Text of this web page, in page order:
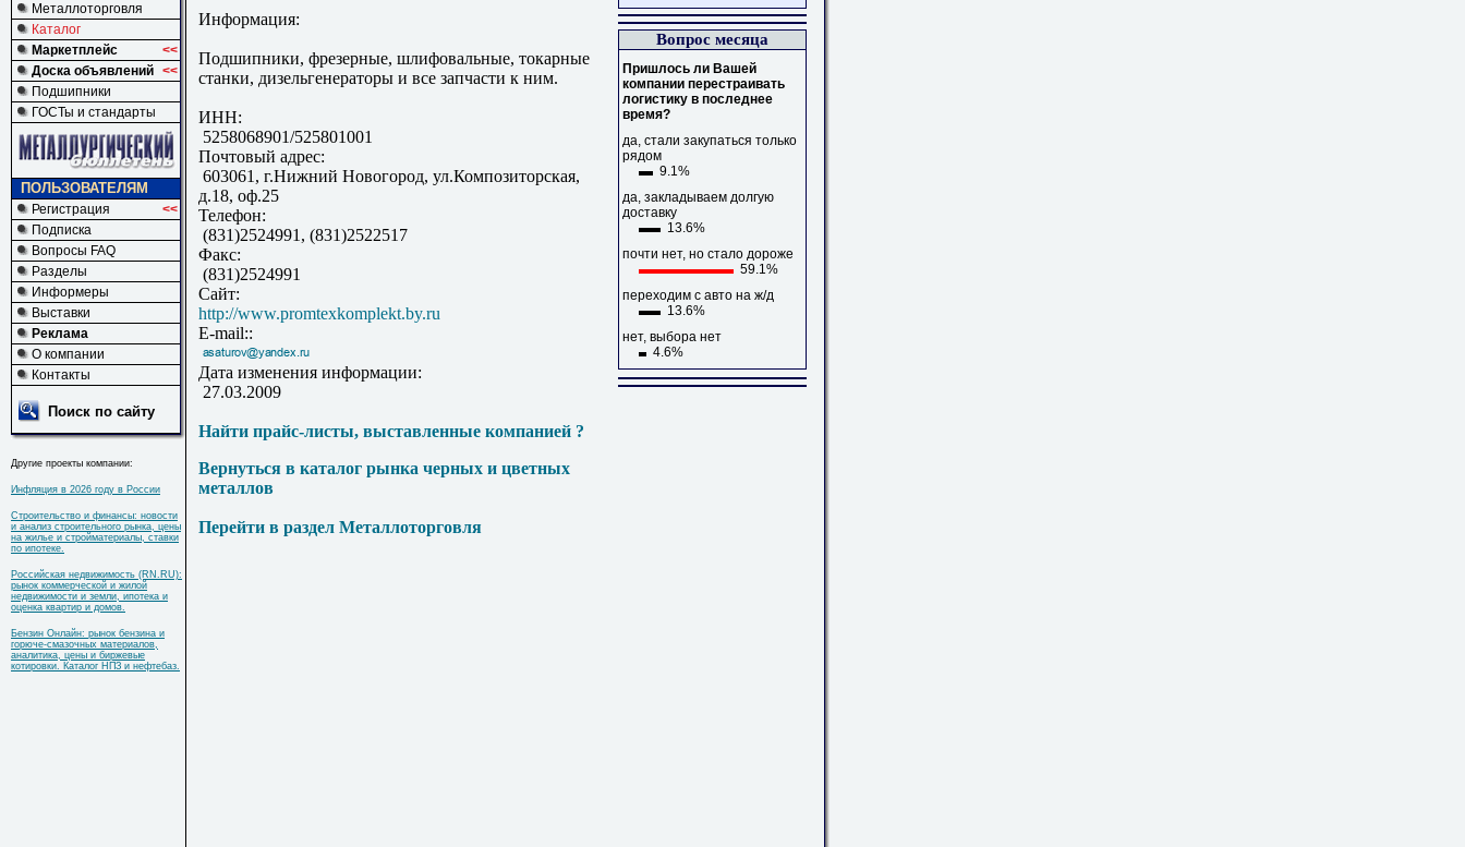
Металлоторговля
Каталог
Маркетплейс
<<
Доска объявлений <<
Подшипники
ГОСТы и стандарты
ПОЛЬЗОВАТЕЛЯМ
Регистрация
<<
Подписка
Вопросы FAQ
Разделы
Информеры
Выставки
Реклама
О компании
Контакты
Поиск по сайту
Другие проекты компании:
Инфляция в 2026 году в России
Строительство и финансы: новости
и анализ строительного рынка, цены
на жилье и стройматериалы, ставки
по ипотеке.
Российская недвижимость (RN.RU):
рынок коммерческой и жилой
недвижимости и земли, ипотека и
оценка квартир и домов.
Бензин Онлайн: рынок бензина и
горюче-смазочных материалов,
аналитика, цены и биржевые
котировки. Каталог НПЗ и нефтебаз.
Информация:
Подшипники, фрезерные, шлифовальные, токарные
станки, дизельгенераторы и все запчасти к ним.
ИНН:
5258068901/525801001
Почтовый адрес:
603061, г.Нижний Новогород, ул.Композиторская,
д.18, оф.25
Телефон:
(831)2524991, (831)2522517
Факс:
(831)2524991
Сайт:
http://www.promtexkomplekt.by.ru
E-mail::
Дата изменения информации:
27.03.2009
Найти прайс-листы, выставленные компанией ?
Вернуться в каталог рынка черных и цветных
металлов
Перейти в раздел Металлоторговля
Вопрос месяца
Пришлось ли Вашей
компании перестраивать
логистику в последнее
время?
да, стали закупаться только
рядом
9.1%
да, закладываем долгую
доставку
13.6%
почти нет, но стало дороже
59.1%
переходим с авто на ж/д
13.6%
нет, выбора нет
4.6%